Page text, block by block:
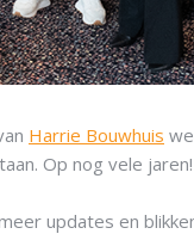
Harrie Bouwhuis
Op nog vele jaren!
updates en